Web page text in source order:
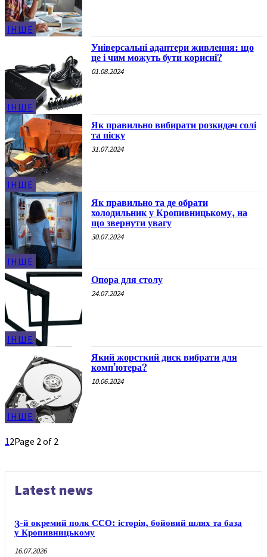
ІНШЕ
ІНШЕ
Універсальні адаптери живлення: що
це і чим можуть бути корисні?
01.08.2024
ІНШЕ
Як правильно вибирати розкидач солі
та піску
31.07.2024
ІНШЕ
Як правильно та де обрати
холодильник у Кропивницькому, на
що звернути увагу
30.07.2024
ІНШЕ
Опора для столу
24.07.2024
ІНШЕ
Який жорсткий диск вибрати для
комп’ютера?
10.06.2024
12Page 2 of 2
Latest news
3-й окремий полк ССО: історія, бойовий шлях та база
у Кропивницькому
16.07.2026